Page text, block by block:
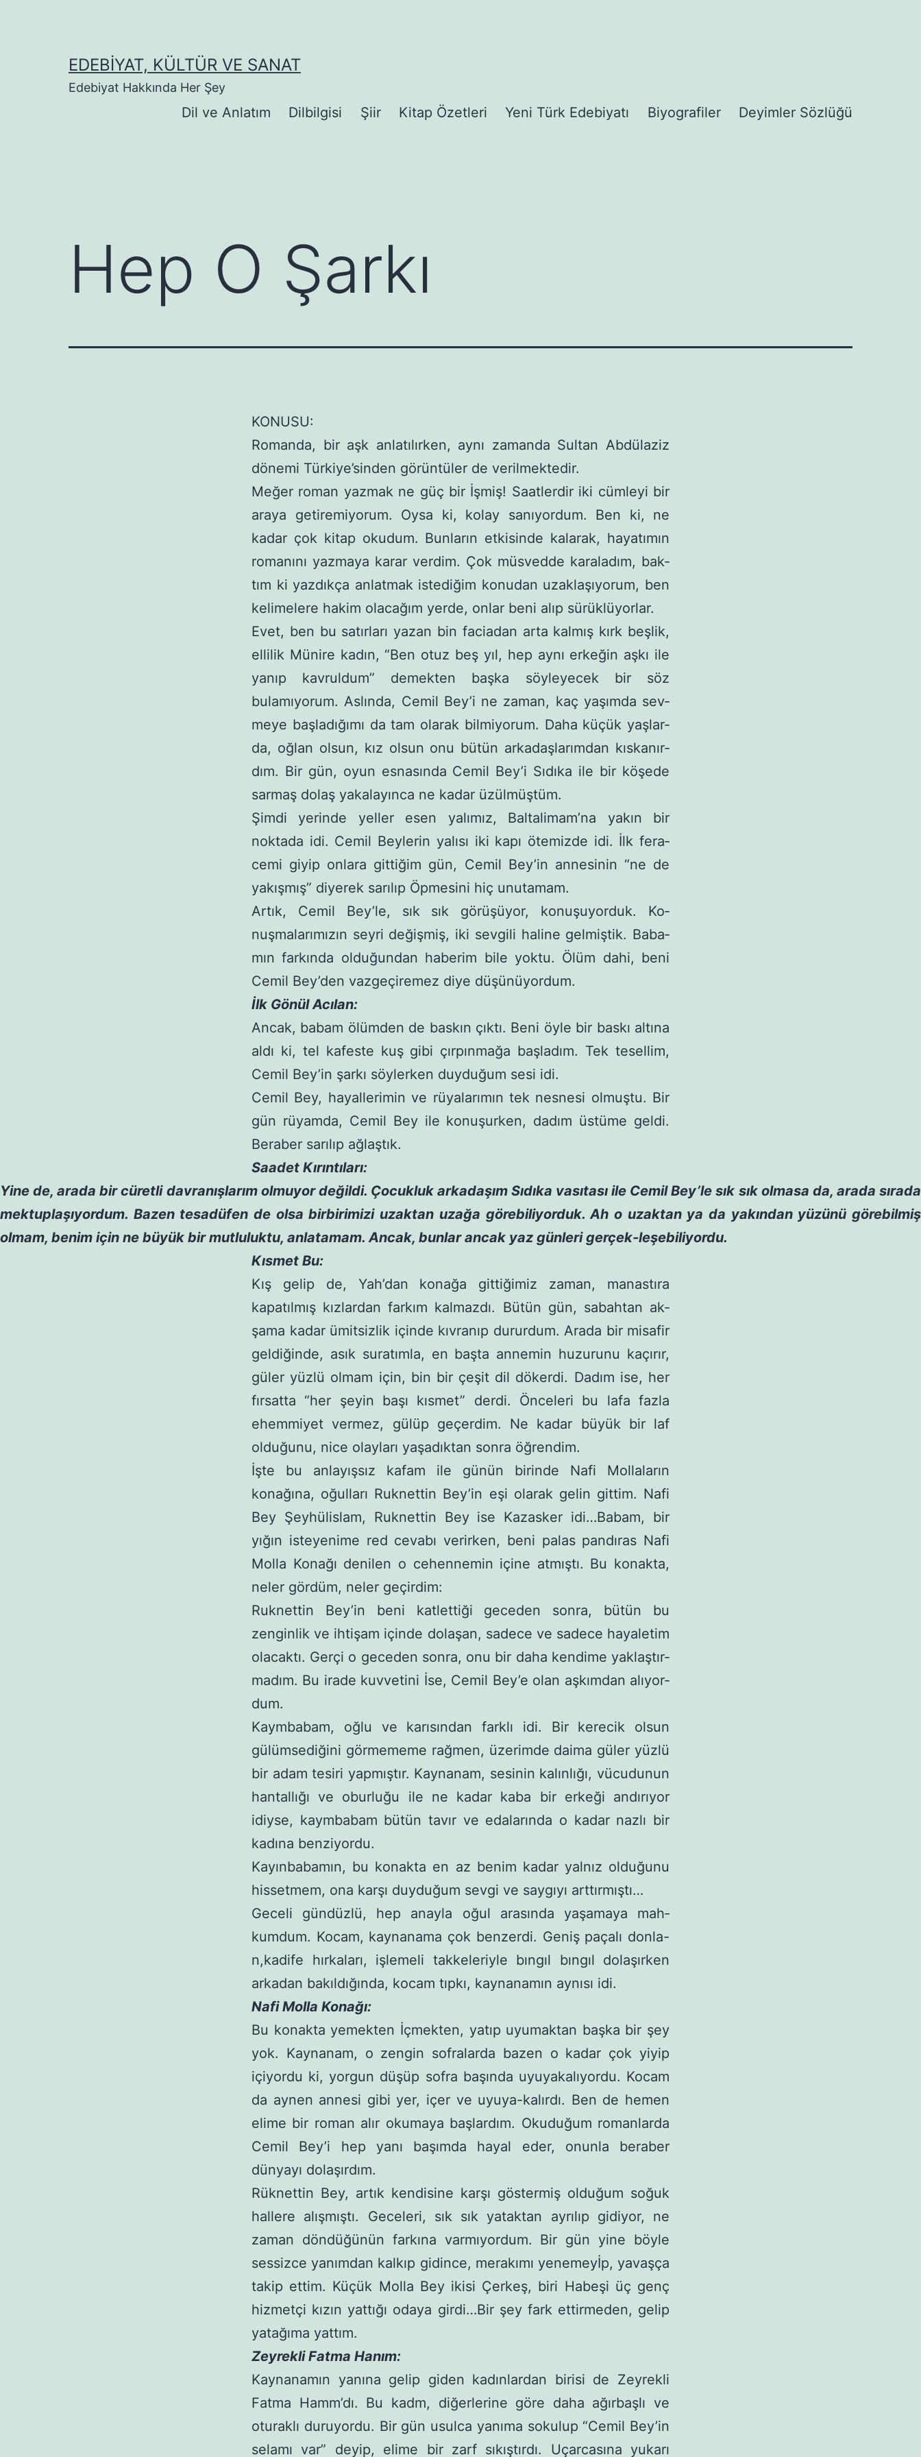
EDEBIYAT, KÜLTÜR VE SANAT
Edebiyat Hakkında Her Şey
Dil ve Anlatım Dilbilgisi Şiir Kitap Özetleri Yeni Türk Edebiyatı Biyografiler Deyimler Sözlüğü
Hep O Şarkı
KONUSU:
Romanda, bir aşk anlatılırken, aynı zamanda Sul­tan Abdülaziz
dönemi Türkiye’sinden görüntüler de verilmektedir.
Meğer roman yazmak ne güç bir İşmiş! Saatlerdir iki cümleyi bir
araya getiremiyorum. Oysa ki, kolay sanıyordum. Ben ki, ne
kadar çok kitap okudum. Bunların etkisinde kalarak, hayatımın
romanını yazmaya karar verdim. Çok müsvedde karaladım, bak­
tım ki yazdıkça anlatmak istediğim konudan uzaklaşıyorum, ben
kelimelere hakim olacağım yerde, onlar beni alıp sürüklüyorlar.
Evet, ben bu satırları yazan bin faciadan arta kalmış kırk beş­lik,
ellilik Münire kadın, “Ben otuz beş yıl, hep aynı erkeğin aşkı ile
yanıp kavruldum” demekten başka söyleyecek bir söz
bulamıyorum. Aslında, Cemil Bey’i ne zaman, kaç yaşımda sev­
meye başladığımı da tam olarak bilmiyorum. Daha küçük yaşlar­
da, oğlan olsun, kız olsun onu bütün arkadaşlarımdan kıskanır­
dım. Bir gün, oyun esnasında Cemil Bey’i Sıdıka ile bir köşede
sarmaş dolaş yakalayınca ne kadar üzülmüştüm.
Şimdi yerinde yeller esen yalımız, Baltalimam’na yakın bir
noktada idi. Cemil Beylerin yalısı iki kapı ötemizde idi. İlk fera­
cemi giyip onlara gittiğim gün, Cemil Bey’in annesinin “ne de
yakışmış” diyerek sarılıp Öpmesini hiç unutamam.
Artık, Cemil Bey’le, sık sık görüşüyor, konuşuyorduk. Ko­
nuşmalarımızın seyri değişmiş, iki sevgili haline gelmiştik. Baba­
mın farkında olduğundan haberim bile yoktu. Ölüm dahi, beni
Cemil Bey’den vazgeçiremez diye düşünüyordum.
İlk Gönül Acılan:
Ancak, babam ölümden de baskın çıktı. Beni öyle bir baskı altına
aldı ki, tel kafeste kuş gibi çırpınmağa başladım. Tek tesel­lim,
Cemil Bey’in şarkı söylerken duyduğum sesi idi.
Cemil Bey, hayallerimin ve rüyalarımın tek nesnesi olmuştu. Bir
gün rüyamda, Cemil Bey ile konuşurken, dadım üstüme geldi.
Beraber sarılıp ağlaştık.
Saadet Kırıntıları:
Yine de, arada bir cüretli davranışlarım olmuyor değildi. Ço­cukluk arkadaşım Sıdıka vasıtası ile Cemil Bey’le sık sık olmasa da, arada sırada
mektuplaşıyordum. Bazen tesadüfen de olsa birbirimizi uzaktan uzağa görebiliyorduk. Ah o uzaktan ya da yakından yüzünü görebilmiş
olmam, benim için ne büyük bir mutluluktu, anlatamam. Ancak, bunlar ancak yaz günleri gerçek-leşebiliyordu.
Kısmet Bu:
Kış gelip de, Yah’dan konağa gittiğimiz zaman, manastıra
kapatılmış kızlardan farkım kalmazdı. Bütün gün, sabahtan ak­
şama kadar ümitsizlik içinde kıvranıp dururdum. Arada bir misa­fir
geldiğinde, asık suratımla, en başta annemin huzurunu kaçırır,
güler yüzlü olmam için, bin bir çeşit dil dökerdi. Dadım ise, her
fırsatta “her şeyin başı kısmet” derdi. Önceleri bu lafa fazla
ehem­miyet vermez, gülüp geçerdim. Ne kadar büyük bir laf
olduğunu, nice olayları yaşadıktan sonra öğrendim.
İşte bu anlayışsız kafam ile günün birinde Nafi Mollaların
konağına, oğulları Ruknettin Bey’in eşi olarak gelin gittim. Nafi
Bey Şeyhülislam, Ruknettin Bey ise Kazasker idi…Babam, bir
yığın isteyenime red cevabı verirken, beni palas pandıras Nafi
Molla Konağı denilen o cehennemin içine atmıştı. Bu konakta,
neler gördüm, neler geçirdim:
Ruknettin Bey’in beni katlettiği geceden sonra, bütün bu
zenginlik ve ihtişam içinde dolaşan, sadece ve sadece hayaletim
olacaktı. Gerçi o geceden sonra, onu bir daha kendime yaklaştır­
madım. Bu irade kuvvetini İse, Cemil Bey’e olan aşkımdan alıyor­
dum.
Kaymbabam, oğlu ve karısından farklı idi. Bir kerecik olsun
gülümsediğini görmememe rağmen, üzerimde daima güler yüzlü
bir adam tesiri yapmıştır. Kaynanam, sesinin kalınlığı, vücudu­nun
hantallığı ve oburluğu ile ne kadar kaba bir erkeği andırıyor
idiyse, kaymbabam bütün tavır ve edalarında o kadar nazlı bir
kadına benziyordu.
Kayınbabamın, bu konakta en az benim kadar yalnız oldu­ğunu
hissetmem, ona karşı duyduğum sevgi ve saygıyı arttırmış­tı…
Geceli gündüzlü, hep anayla oğul arasında yaşamaya mah­
kumdum. Kocam, kaynanama çok benzerdi. Geniş paçalı donla-
n,kadife hırkaları, işlemeli takkeleriyle bıngıl bıngıl dolaşırken
arkadan bakıldığında, kocam tıpkı, kaynanamın aynısı idi.
Nafi Molla Konağı:
Bu konakta yemekten İçmekten, yatıp uyumaktan başka bir şey
yok. Kaynanam, o zengin sofralarda bazen o kadar çok yiyip
içiyordu ki, yorgun düşüp sofra başında uyuyakalıyordu. Kocam
da aynen annesi gibi yer, içer ve uyuya-kalırdı. Ben de hemen
elime bir roman alır okumaya başlardım. Okuduğum romanlarda
Cemil Bey’i hep yanı başımda hayal eder, onunla beraber
dünyayı dolaşırdım.
Rüknettin Bey, artık kendisine karşı göstermiş olduğum so­ğuk
hallere alışmıştı. Geceleri, sık sık yataktan ayrılıp gidiyor, ne
zaman döndüğünün farkına varmıyordum. Bir gün yine böyle
sessizce yanımdan kalkıp gidince, merakımı yenemeyİp, yavaşça
takip ettim. Küçük Molla Bey ikisi Çerkeş, biri Habeşi üç genç
hizmetçi kızın yattığı odaya girdi…Bir şey fark ettirmeden, gelip
yatağıma yattım.
Zeyrekli Fatma Hanım:
Kaynanamın yanına gelip giden kadınlardan birisi de Zey­rekli
Fatma Hamm’dı. Bu kadm, diğerlerine göre daha ağırbaşlı ve
oturaklı duruyordu. Bir gün usulca yanıma sokulup “Cemil Bey’in
selamı var” deyip, elime bir zarf sıkıştırdı. Uçarcasına yu­karı